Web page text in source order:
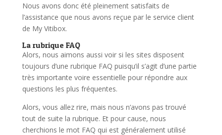
Nous avons donc été pleinement satisfaits de
l’assistance que nous avons reçue par le service client
de My Vitibox.
La rubrique FAQ
Alors, nous aimons aussi voir si les sites disposent
toujours d’une rubrique FAQ puisqu’il s’agit d’une partie
très importante voire essentielle pour répondre aux
questions les plus fréquentes.
Alors, vous allez rire, mais nous n’avons pas trouvé
tout de suite la rubrique. Et pour cause, nous
cherchions le mot FAQ qui est généralement utilisé